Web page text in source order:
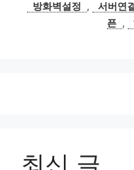
방화벽설정
, 서버연
픈 ,
최신 글